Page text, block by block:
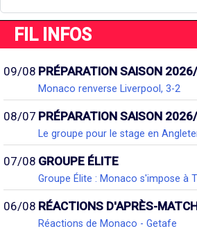
FIL INFOS
09/08 PRÉPARATION SAISON
Monaco renverse Liverpool, 3-2
08/07 PRÉPARATION SAISON
Le groupe pour le stage en
07/08 GROUPE ÉLITE
Groupe Élite : Monaco s'impose à
06/08 RÉACTIONS D'APRÈS-
Réactions de Monaco - Getafe